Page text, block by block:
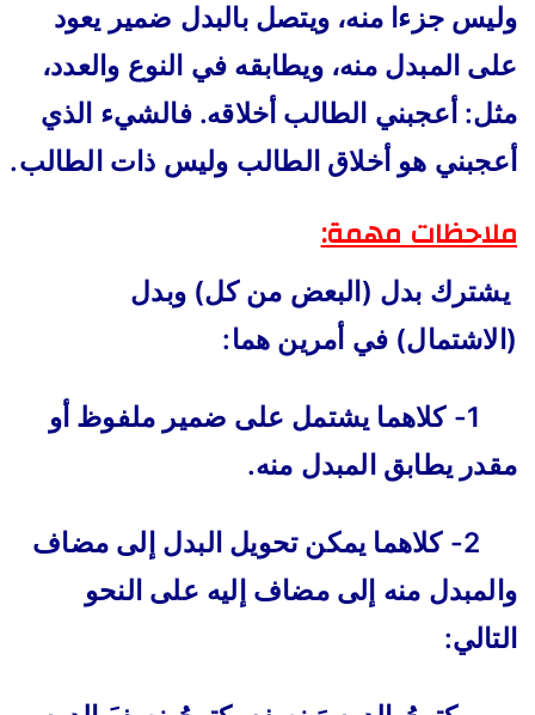
وليس جزءا منه، ويتصل بالبدل ضمير يعود
على المبدل منه، ويطابقه في النوع والعدد،
مثل: أعجبني الطالب أخلاقه. فالشيء الذي
أعجبني هو أخلاق الطالب وليس ذات الطالب.
ملاحظات مهمة:
يشترك بدل (البعض من كل) وبدل
(الاشتمال) في أمرين هما:
1- كلاهما يشتمل على ضمير ملفوظ أو
مقدر يطابق المبدل منه.
2- كلاهما يمكن تحويل البدل إلى مضاف
والمبدل منه إلى مضاف إليه على النحو
التالي: